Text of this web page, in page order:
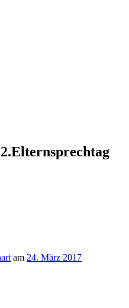
2.Elternsprechtag
am 24. März 2017